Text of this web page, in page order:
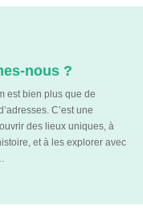
nous ?
est bien plus que de
C’est une
des lieux uniques, à
et à les explorer avec